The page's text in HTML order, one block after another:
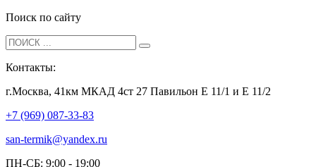
Поиск по сайту
Контакты:
г.Москва, 41км МКАД 4ст 27 Павильон Е 11/1 и Е 11/2
+7 (969) 087-33-83
san-termik@yandex.ru
ПН-СБ: 9:00 - 19:00